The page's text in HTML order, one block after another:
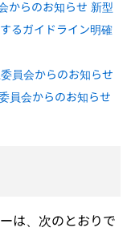
からのお知らせ 新型
るガイドライン明確
員会からのお知らせ
員会からのお知らせ
は、次のとおりで